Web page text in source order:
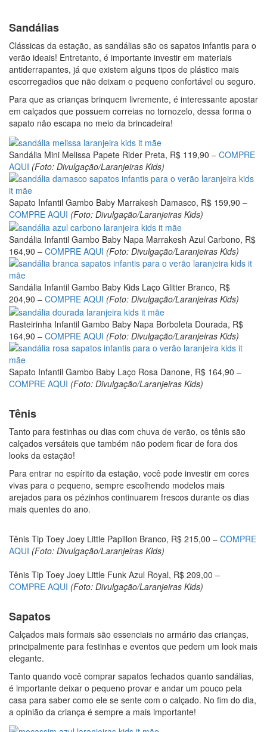
Sandálias
Clássicas da estação, as sandálias são os sapatos infantis para o
verão ideais! Entretanto, é importante investir em materiais
antiderrapantes, já que existem alguns tipos de plástico mais
escorregadios que não deixam o pequeno confortável ou seguro.
Para que as crianças brinquem livremente, é interessante apostar
em calçados que possuem correias no tornozelo, dessa forma o
sapato não escapa no meio da brincadeira!
Sandália Mini Melissa Papete Rider Preta, R$ 119,90 – COMPRE
AQUI (Foto: Divulgação/Laranjeiras Kids)
Sapato Infantil Gambo Baby Marrakesh Damasco, R$ 159,90 –
COMPRE AQUI (Foto: Divulgação/Laranjeiras Kids)
Sandália Infantil Gambo Baby Napa Marrakesh Azul Carbono, R$
164,90 – COMPRE AQUI (Foto: Divulgação/Laranjeiras Kids)
Sandália Infantil Gambo Baby Kids Laço Glitter Branco, R$
204,90 – COMPRE AQUI (Foto: Divulgação/Laranjeiras Kids)
Rasteirinha Infantil Gambo Baby Napa Borboleta Dourada, R$
164,90 – COMPRE AQUI (Foto: Divulgação/Laranjeiras Kids)
Sapato Infantil Gambo Baby Laço Rosa Danone, R$ 164,90 –
COMPRE AQUI (Foto: Divulgação/Laranjeiras Kids)
Tênis
Tanto para festinhas ou dias com chuva de verão, os tênis são
calçados versáteis que também não podem ficar de fora dos
looks da estação!
Para entrar no espírito da estação, você pode investir em cores
vivas para o pequeno, sempre escolhendo modelos mais
arejados para os pézinhos continuarem frescos durante os dias
mais quentes do ano.
Tênis Tip Toey Joey Little Papillon Branco, R$ 215,00 – COMPRE
AQUI (Foto: Divulgação/Laranjeiras Kids)
Tênis Tip Toey Joey Little Funk Azul Royal, R$ 209,00 –
COMPRE AQUI (Foto: Divulgação/Laranjeiras Kids)
Sapatos
Calçados mais formais são essenciais no armário das crianças,
principalmente para festinhas e eventos que pedem um look mais
elegante.
Tanto quando você comprar sapatos fechados quanto sandálias,
é importante deixar o pequeno provar e andar um pouco pela
casa para saber como ele se sente com o calçado. No fim do dia,
a opinião da criança é sempre a mais importante!